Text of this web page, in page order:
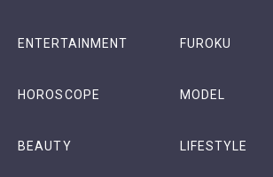
ENTERTAINMENT FUROKU
HOROSCOPE MODEL
BEAUTY LIFESTYLE